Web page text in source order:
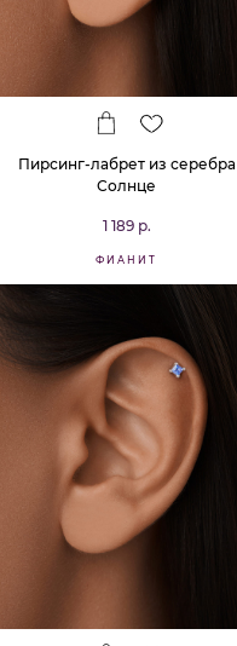
Пирсинг-лабрет из серебра
Солнце
1 189 р.
ФИАНИТ